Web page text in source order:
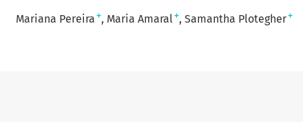
Mariana Pereira + Maria Amaral+ Samantha Plotegher+